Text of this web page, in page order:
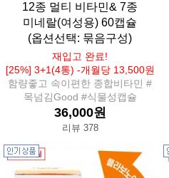
12종 멀티 비타민& 7종
미네랄(여성용) 60캡슐
(옵션선택: 묶음구성)
재입고 완료!
[25%] 3+1(4통) -개월당 13,500원
함량좋고 속이편한 종합비타민 #
목넘김Good #식물성캡슐
36,000원
리뷰 378